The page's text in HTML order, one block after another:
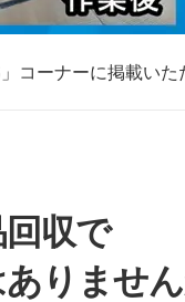
コーナーに掲載い
収で
りませ